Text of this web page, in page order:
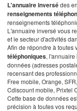
L'annuaire inversédes
renseignements
renseignements
L'annuaire inversé vous
et le secteur d'activités
Afin de répondre à toutes
téléphoniques,
données (adresses
recensant des
Free mobile, Orange,
Cdiscount mobile, Prixtel
Cette base de données
précision à toutes vos